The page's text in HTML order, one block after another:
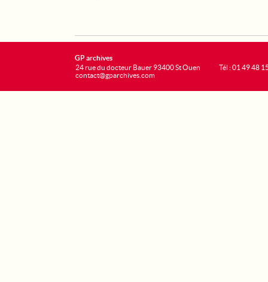
GP archives
24 rue du docteur Bauer 93400 St Ouen
contact@gparchives.com
Tél : 01 49 48